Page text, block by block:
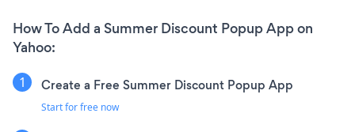
How To Add a Summer Discount Popup App on
Yahoo:
Create a Free Summer Discount Popup App
Start for free now